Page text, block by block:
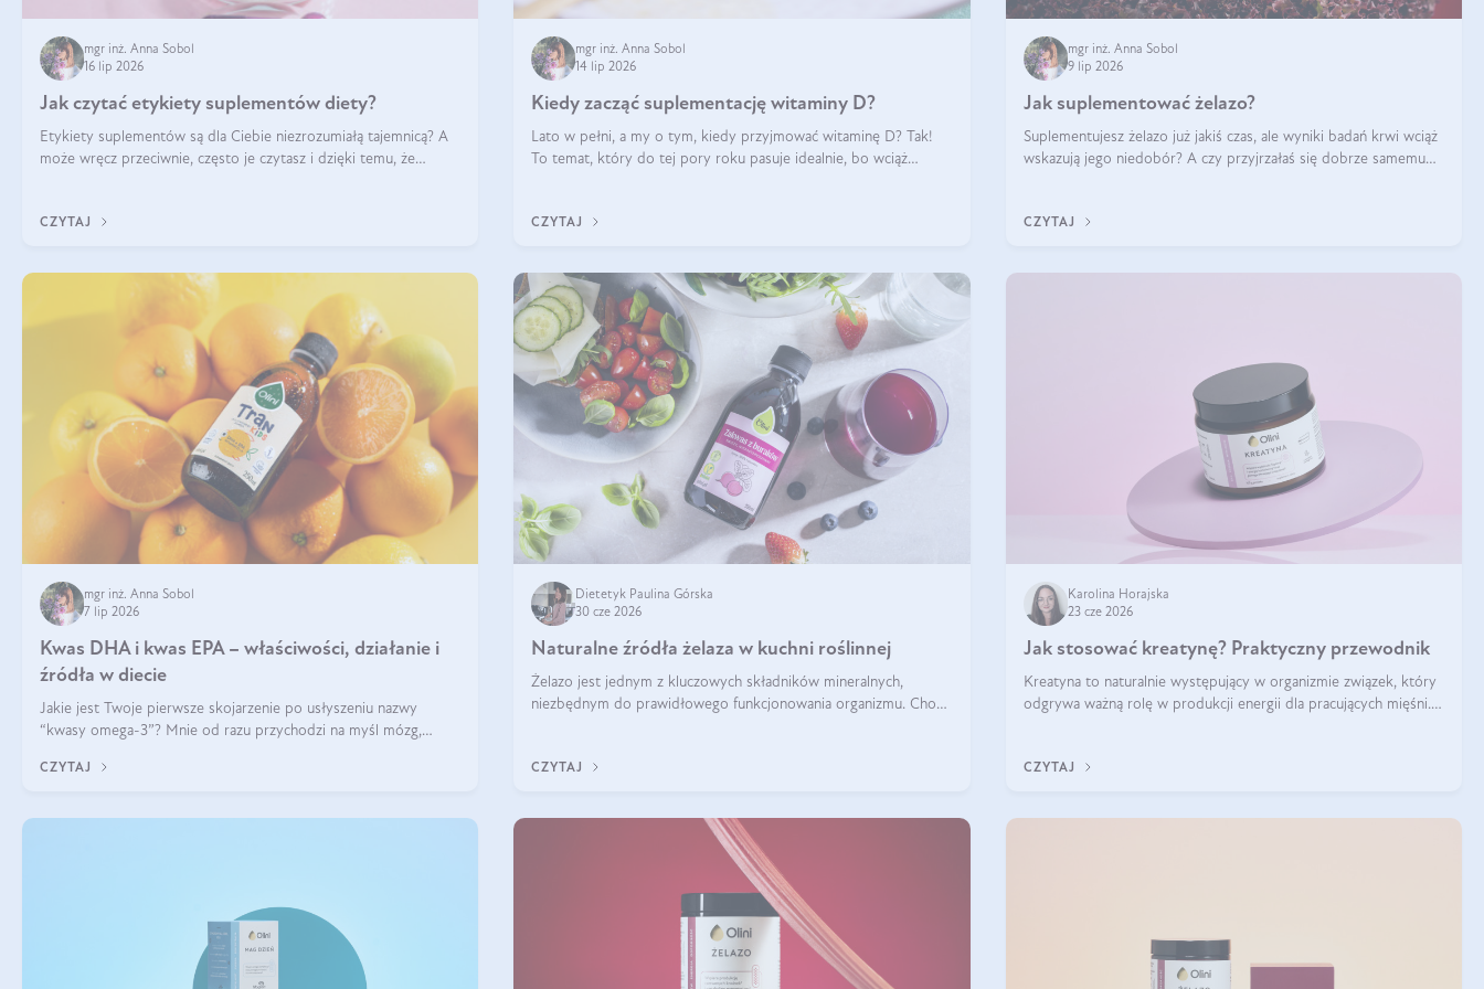
mgr inż. Anna Sobol
16 lip 2026
Jak czytać etykiety suplementów diety?
Etykiety suplementów są dla Ciebie niezrozumiałą tajemnicą? A
może wręcz przeciwnie, często je czytasz i dzięki temu, że
CZYTAJ
mgr inż. Anna Sobol
14 lip 2026
Kiedy zacząć suplementację witaminy D?
Lato w pełni, a my o tym, kiedy przyjmować witaminę D? Tak!
To temat, który do tej pory roku pasuje idealnie, bo wciąż
słońcu, aby witami
CZYTAJ
mgr inż. Anna Sobol
9 lip 2026
Jak suplementować żelazo?
Suplementujesz żelazo już jakiś czas, ale wyniki badań krwi wciąż
wskazują jego niedobór? A czy przyjrzałaś się dobrze samemu
CZYTAJ
mgr inż. Anna Sobol
7 lip 2026
Kwas DHA i kwas EPA – właściwości, działanie i
źródła w diecie
Jakie jest Twoje pierwsze skojarzenie po usłyszeniu nazwy
“kwasy omega-3”? Mnie od razu przychodzi na myśl mózg,
skupimy się głównie na dwóch kwasach z tej rodziny: DHA oraz
CZYTAJ
Dietetyk Paulina Górska
30 cze 2026
Naturalne źródła żelaza w kuchni roślinnej
Żelazo jest jednym z kluczowych składników mineralnych,
niezbędnym do prawidłowego funkcjonowania organizmu. Choć
źródeł tego pierwiastka.
CZYTAJ
Karolina Horajska
23 cze 2026
Jak stosować kreatynę? Praktyczny przewodnik
Kreatyna to naturalnie występujący w organizmie związek, który
odgrywa ważną rolę w produkcji energii dla pracujących mięśni.
prze
CZYTAJ